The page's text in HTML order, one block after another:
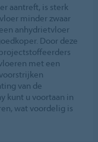
aantreft, is sterk
minder zwaar
anhydrietvloer
Door deze
met een
van de
kunt u voortaan in
wat voordelig is